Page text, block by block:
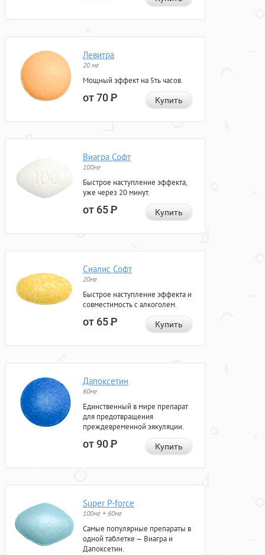
Левитра
20 мг
Мощный эффект на 5ть часов.
от 70Р Купить
Виагра Софт
100мг
Быстрое наступление эффекта,
уже через 20 минут.
от 65Р Купить
Сиалис Софт
20мг
Быстрое наступление эффекта и
совместимость с алкоголем.
от 65Р Купить
Дапоксетин
60мг
Единственный в мире препарат
для предотвращения
преждевременной эякуляции.
от 90Р Купить
Super P-force
100мг + 60мг
Самые популярные препараты в
одной таблетке — Виагра и
Дапоксетин.